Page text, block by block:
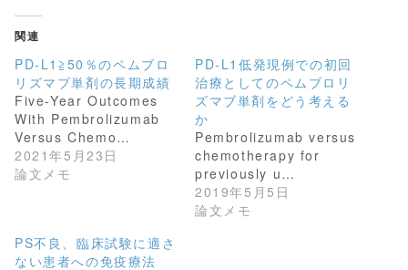
し
て
T
i
t
t
e
r
で
共
有
(
新
し
ド
ウ
で
で
共
有
す
る
に
は
ク
リ
さ
い
(
関連
PD-L1≧50％のペムブロ
リズマブ単剤の長期成績
Five-Year Outcomes
With Pembrolizumab
Versus Chemo…
2021年5月23日
論文メモ
PD-L1低発現例での初回
治療としてのペムブロリ
ズマブ単剤をどう考える
か
Pembrolizumab versus
chemotherapy for
previously u…
2019年5月5日
論文メモ
PS不良、臨床試験に適さ
ない患者への免疫療法